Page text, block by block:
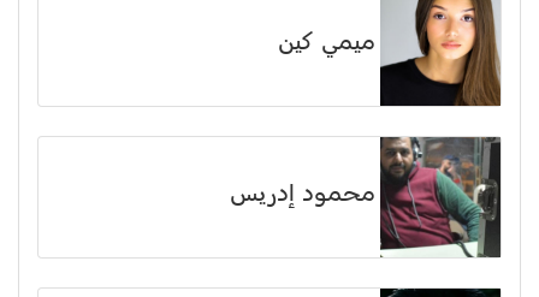
ميمي كين
محمود إدريس